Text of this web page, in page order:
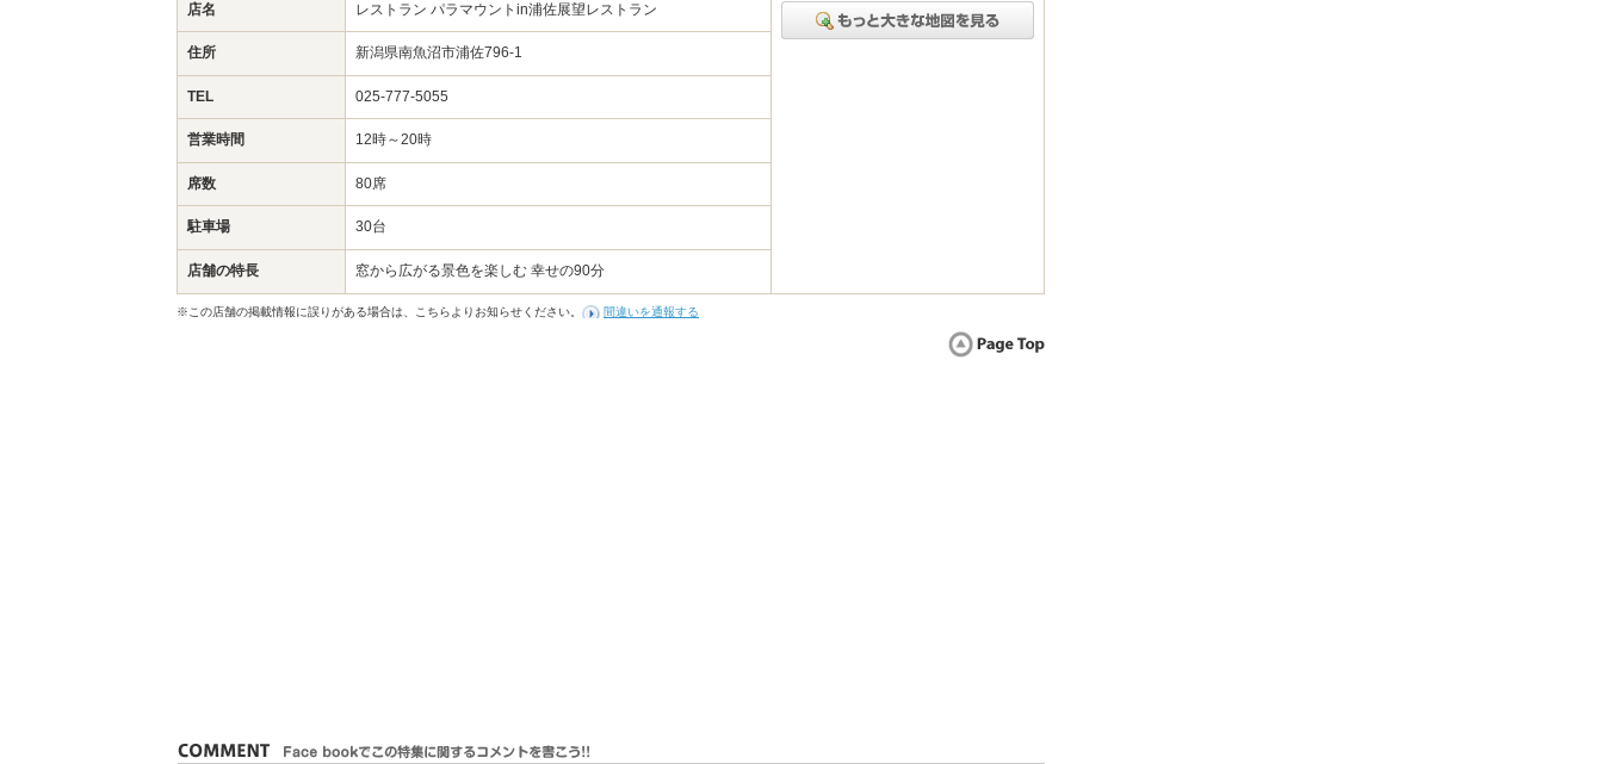
店名 レストラン パラマウントin浦佐展望レストラン
住所 新潟県南魚沼市浦佐796-1
TEL 025-777-5055
営業時間 12時～20時
席数 80席
駐車場 30台
店舗の特長 窓から広がる景色を楽しむ 幸せの90分
※この店舗の掲載情報に誤りがある場合は、こちらよりお知らせください。 間違いを通報する